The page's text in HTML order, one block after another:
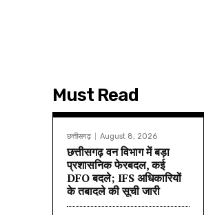
Must Read
छत्तीसगढ़ August 8, 2026
छत्तीसगढ़ वन विभाग में बड़ा
प्रशासनिक फेरबदल, कई
DFO बदले; IFS अधिकारियों
के तबादले की सूची जारी